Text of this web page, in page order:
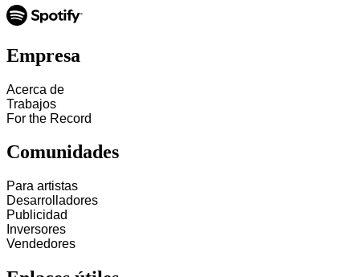
Empresa
Acerca de
Trabajos
For the Record
Comunidades
Para artistas
Desarrolladores
Publicidad
Inversores
Vendedores